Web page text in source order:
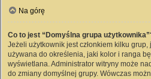
Na górę
Co to jest “Domyślna grupa
Jeżeli użytkownik jest członkiem kilku
używana do określenia, jaki kolor i ranga
wyświetlana. Administrator witryny może
do zmiany domyślnej grupy. Wówczas